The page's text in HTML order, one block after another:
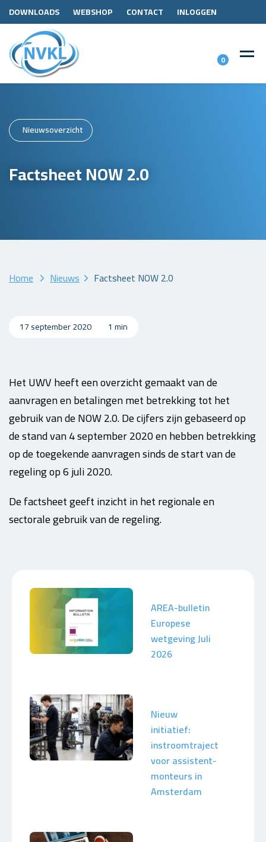
DOWNLOADS WEBSHOP CONTACT INLOGGEN
0
Nieuwsoverzicht
Factsheet NOW 2.0
Home Nieuws Factsheet NOW 2.0
17 september 2020 1 min
Het UWV heeft een overzicht gemaakt van de
aanvragen en betalingen met betrekking tot het
gebruik van de NOW 2.0. De cijfers zijn gebaseerd op
de stand van 4 september 2020 en hebben betrekking
op de toegekende aanvragen sinds de start van de
regeling op 6 juli 2020.
De factsheet geeft inzicht in het regionale en
sectorale gebruik van de regeling.
AREA-bulletin
Europese
wetgeving Juli
2026
Nieuw
initiatief:
instroomtraject
voor assistent-
monteurs in
Amsterdam